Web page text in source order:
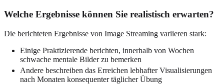
Welche Ergebnisse können Sie realistisch erwarten?
Die berichteten Ergebnisse von Image Streaming variieren stark:
Einige Praktizierende berichten, innerhalb von Wochen
schwache mentale Bilder zu bemerken
Andere beschreiben das Erreichen lebhafter Visualisierungen
nach Monaten konsequenter täglicher Übung